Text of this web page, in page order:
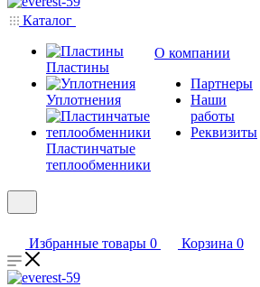
Каталог
Пластины
Уплотнения
Пластинчатые
теплообменники
О компании
Партнеры
Наши
работы
Реквизиты
Избранные товары 0 Корзина 0